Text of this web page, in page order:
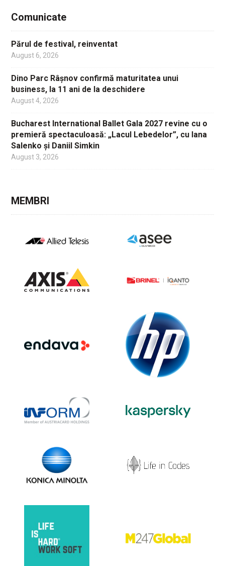
Comunicate
Părul de festival, reinventat
August 6, 2026
Dino Parc Râșnov confirmă maturitatea unui
business, la 11 ani de la deschidere
August 4, 2026
Bucharest International Ballet Gala 2027 revine cu o
premieră spectaculoasă: „Lacul Lebedelor”, cu Iana
Salenko și Daniil Simkin
August 3, 2026
MEMBRI